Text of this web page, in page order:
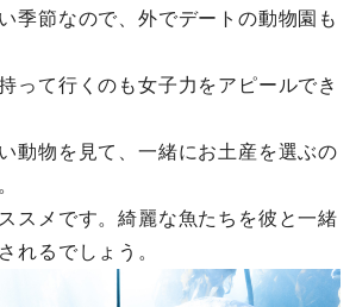
季節なので、外でデートの動物園も
って行くのも女子力をアピールでき
動物を見て、一緒にお土産を選ぶの
スメです。綺麗な魚たちを彼と一緒
れるでしょう。